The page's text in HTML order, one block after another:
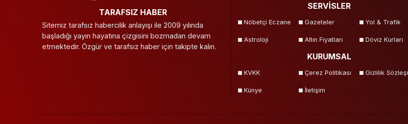
TARAFSIZ HABER
Sitemiz tarafsız habercilik anlayışı ile 2009 yılında
başladığı yayın hayatına çizgisini bozmadan devam
etmektedir. Özgür ve tarafsız haber için takipte kalın.
SERVİSLER
Nöbetçi Eczane Gazeteler Yol & Trafik
Astroloji Altın Fiyatları Döviz Kurları
KURUMSAL
KVKK Çerez Politikası Gizlilik
Künye İletişim